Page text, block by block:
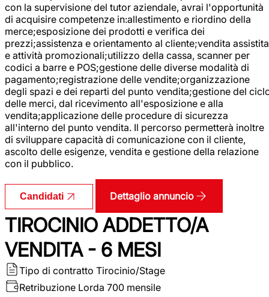
con la supervisione del tutor aziendale, avrai l'opportunità
di acquisire competenze in:allestimento e riordino della
merce;esposizione dei prodotti e verifica dei
prezzi;assistenza e orientamento al cliente;vendita assistita
e attività promozionali;utilizzo della cassa, scanner per
codici a barre e POS;gestione delle diverse modalità di
pagamento;registrazione delle vendite;organizzazione
degli spazi e dei reparti del punto vendita;gestione del
delle merci, dal ricevimento all'esposizione e alla
vendita;applicazione delle procedure di sicurezza
all'interno del punto vendita. Il percorso permetterà inoltre
di sviluppare capacità di comunicazione con il cliente,
ascolto delle esigenze, vendita e gestione della relazione
con il pubblico.
Candidati Dettaglio annuncio
TIROCINIO ADDETTO/A
VENDITA - 6 MESI
Tipo di contratto Tirocinio/Stage
Retribuzione Lorda 700 mensile